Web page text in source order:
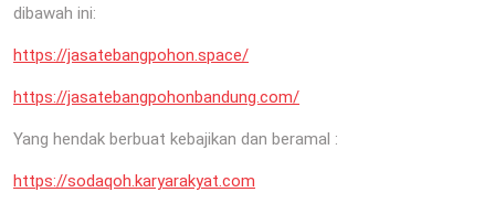
dibawah ini:
https://jasatebangpohon.space/
https://jasatebangpohonbandung.com/
Yang hendak berbuat kebajikan dan beramal :
https://sodaqoh.karyarakyat.com